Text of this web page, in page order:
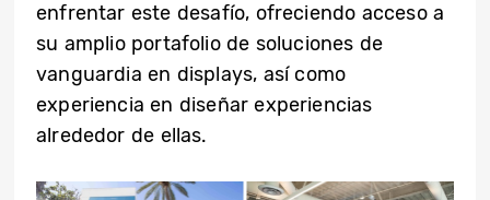
enfrentar este desafío, ofreciendo acceso a
su amplio portafolio de soluciones de
vanguardia en displays, así como
experiencia en diseñar experiencias
alrededor de ellas.